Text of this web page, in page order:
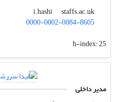
i.hashi
staffs.ac.uk
0000-0002-0084-8605
h-index:25
مدیر داخلی